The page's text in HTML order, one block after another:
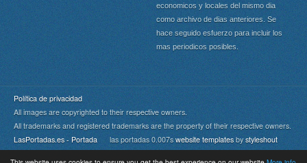
economicos y locales del mismo dia
como archivo de dias anteriores. Se
hace seguido esfuerzo para incluir los
mas periodicos posibles.
Política de privacidad
All images are copyrighted to their respective owners.
All trademarks and registered trademarks are the property of their respective owners.
LasPortadas.es - Portada las portadas 0.007s website templatesby styleshout